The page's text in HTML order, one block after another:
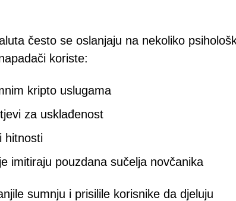
često se oslanjaju na nekoliko
koriste:
kripto uslugama
za usklađenost
hitnosti
imitiraju pouzdana sučelja novčanika
sumnju i prisilile korisnike da djeluju